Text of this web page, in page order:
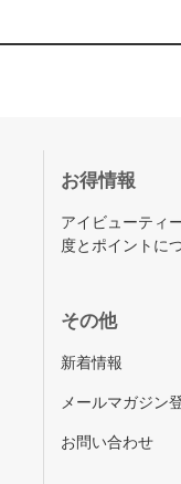
お得情報
アイビューティ
度とポイントに
その他
新着情報
メールマガジン
お問い合わせ